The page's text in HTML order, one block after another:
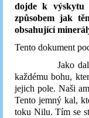
dojde k výskytu
způsobem jak
obsahující
Tento dokument
Jako další
každému bohu,
jejich pole. Naši
Tento jemný kal,
toku Nilu. Tím se